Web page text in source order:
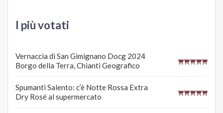
I più votati
Vernaccia di San Gimignano Docg 2024
Borgo della Terra, Chianti Geografico
Spumanti Salento: c’è Notte Rossa Extra
Dry Rosé al supermercato